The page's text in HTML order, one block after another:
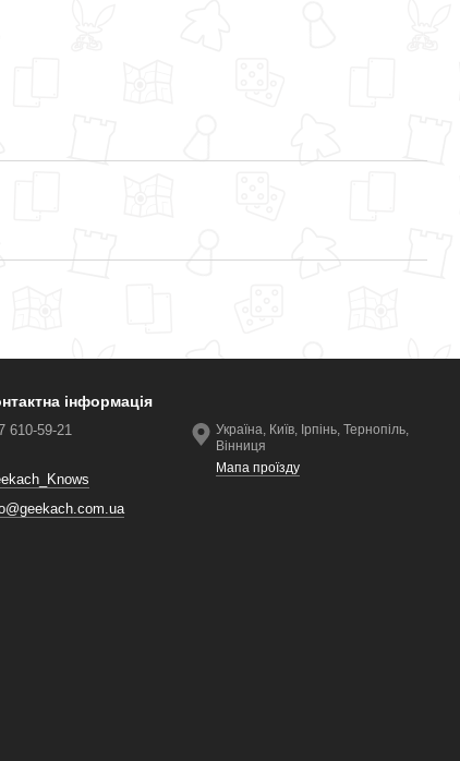
інформація
610-59-21
Україна, Київ, Ірпінь, Тернопіль,
Вінниця
Мапа проїзду